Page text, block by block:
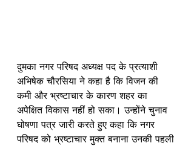
दुमका नगर परिषद अध्यक्ष पद के प्रत्याशी
अभिषेक चौरसिया ने कहा है कि विजन की
कमी और भ्रष्टाचार के कारण शहर का
अपेक्षित विकास नहीं हो सका। उन्होंने चुनाव
घोषणा पत्र जारी करते हुए कहा कि नगर
परिषद को भ्रष्टाचार मुक्त बनाना उनकी पहली